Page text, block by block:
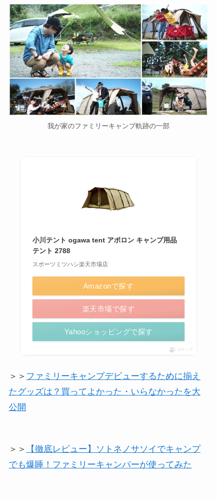
我が家のファミリーキャンプ軌跡の一部
小川テント ogawa tent アポロン キャンプ用品
テント 2788
スポーツミツハシ楽天市場店
Amazonで探す
楽天市場で探す
Yahooショッピングで探す
ポチップ
＞＞ ファミリーキャンプデビューするために揃え
たグッズは？買ってよかった・いらなかったを大
公開
＞＞
【徹底レビュー】ソトネノサソイでキャンプ
でも爆睡！ファミリーキャンパーが使ってみた